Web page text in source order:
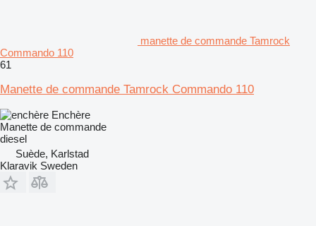
manette de commande Tamrock
Commando 110
61
Manette de commande Tamrock Commando 110
Enchère
Manette de commande
diesel
Suède, Karlstad
Klaravik Sweden